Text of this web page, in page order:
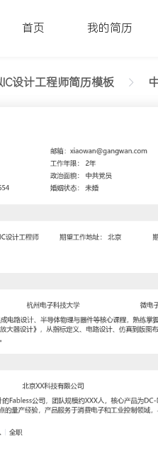
首页 我的简历
设计工程师简历模板
程师亲和简历模板文字版
工程师
北京XX科技有限公司